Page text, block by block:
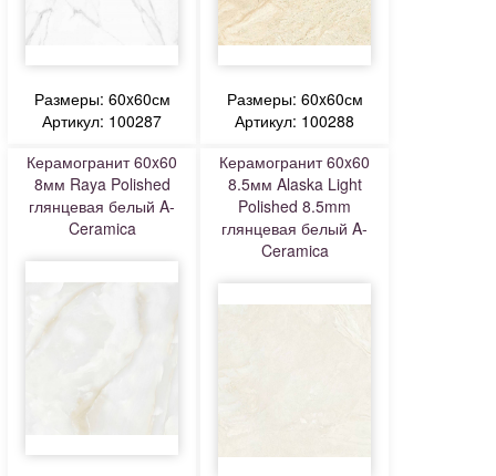
Размеры: 60x60см
Артикул: 100287
Размеры: 60x60см
Артикул: 100288
Керамогранит 60x60
8мм Raya Polished
глянцевая белый A-
Ceramica
Керамогранит 60x60
8.5мм Alaska Light
Polished 8.5mm
глянцевая белый A-
Ceramica